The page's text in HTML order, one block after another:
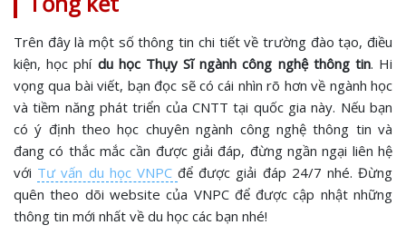
Trên đây là một số thông tin chi tiết về trường đào tạo, điều
kiện, học phí du học Thụy Sĩ ngành công nghệ thông tin. Hi
vọng qua bài viết, bạn đọc sẽ có cái nhìn rõ hơn về ngành học
và tiềm năng phát triển của CNTT tại quốc gia này. Nếu bạn
có ý định theo học chuyên ngành công nghệ thông tin và
đang có thắc mắc cần được giải đáp, đừng ngần ngại liên hệ
với Tư vấn du học VNPCđể được giải đáp 24/7 nhé. Đừng
quên theo dõi website của VNPC để được cập nhật những
thông tin mới nhất về du học các bạn nhé!